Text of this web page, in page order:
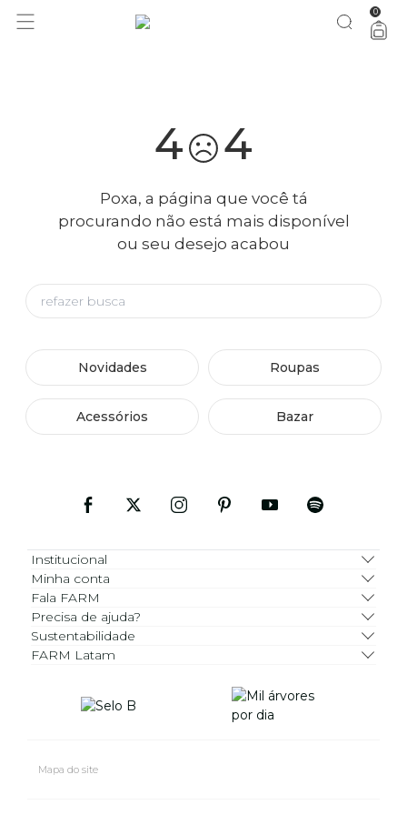
você merece 30% OFF pra comemorar com a gente aproveita! 0
4 4
Poxa, a página que você tá
procurando não está mais disponível
ou seu desejo acabou
Novidades Roupas
Acessórios Bazar
Institucional
Minha conta
Fala FARM
Precisa de ajuda?
Sustentabilidade
FARM Latam
Mapa do site